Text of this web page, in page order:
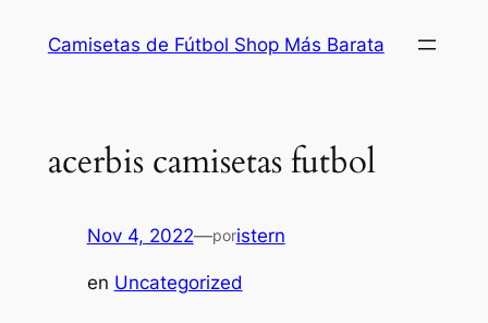
Camisetas de Fútbol Shop Más Barata
acerbis camisetas futbol
Nov 4, 2022—poristern
en Uncategorized